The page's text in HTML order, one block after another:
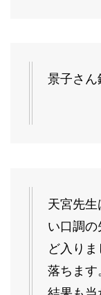
景子さん
天宮先生
い口調
ど入り
落ちます